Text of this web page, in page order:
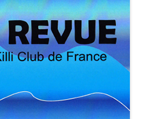
:52ème congrès du KCF
: Congrès de l'APK 2026
RDV à Nancy chez Denis ! En savoir +